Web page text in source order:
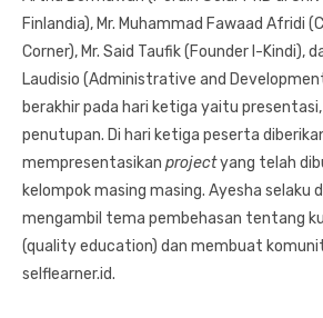
Finlandia), Mr. Muhammad Fawaad Afridi
Corner), Mr. Said Taufik (Founder I-Kindi),
Laudisio (Administrative and
berakhir pada hari ketiga yaitu presentasi,
penutupan. Di hari ketiga peserta
mempresentasikan projectyang telah
kelompok masing masing. Ayesha selaku
mengambil tema pembehasan tentang
(quality education) dan membuat
selflearner.id.